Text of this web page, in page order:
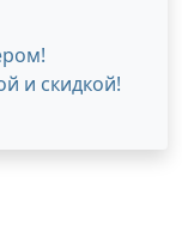
и скидкой!